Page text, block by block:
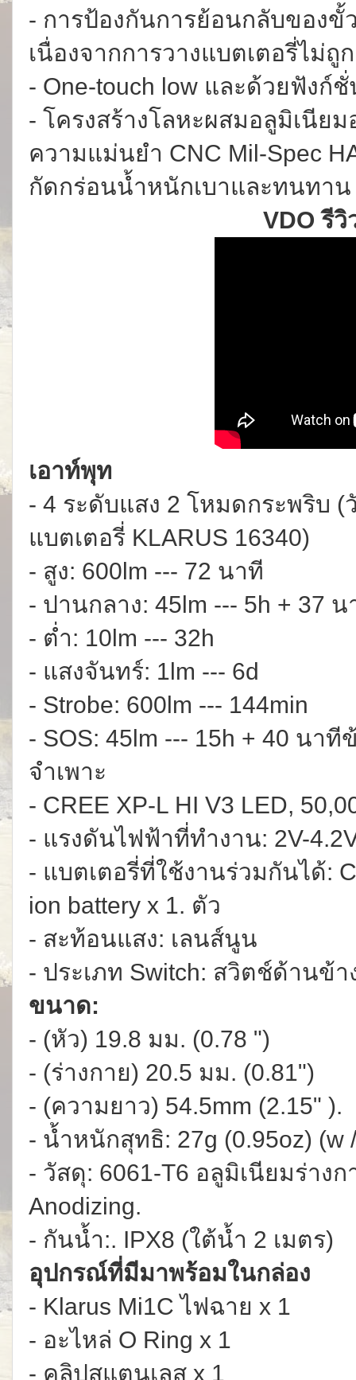
- การป้องกันการย้อนกลับของขั้
เนื่องจากการวางแบตเตอรี่ไม่ถู
- One-touch low และด้วยฟังก์
- โครงสร้างโลหะผสมอลูมิเนีย
ความแม่นยำ CNC Mil-Spec
กัดกร่อนน้ำหนักเบาและทนทาน
VDO รี
เอาท์พุท
- 4 ระดับแสง 2 โหมดกระพริบ
แบตเตอรี่ KLARUS 16340)
- สูง: 600lm --- 72 นาที
- ปานกลาง: 45lm --- 5h + 37 น
- ต่ำ: 10lm --- 32h
- แสงจันทร์: 1lm --- 6d
- Strobe: 600lm --- 144min
- SOS: 45lm --- 15h + 40 นาที
จำเพาะ
- CREE XP-L HI V3 LED,
- แรงดันไฟฟ้าที่ทำงาน: 2V-
- แบตเตอรี่ที่ใช้งานร่วมกันได้:
ion battery x 1. ตัว
- สะท้อนแสง: เลนส์นูน
- ประเภท Switch: สวิตช์ด้านข้า
ขนาด:
- (หัว) 19.8 มม. (0.78 ")
- (ร่างกาย) 20.5 มม. (0.81")
- (ความยาว) 54.5mm (2.15" ).
- น้ำหนักสุทธิ: 27g (0.95oz) (w
- วัสดุ: 6061-T6 อลูมิเนียมร่าง
Anodizing.
- กันน้ำ:. IPX8 (ใต้น้ำ 2 เมตร)
อุปกรณ์ที่มีมาพร้อมในกล่อง
- Klarus Mi1C ไฟฉาย x 1
- อะไหล่ O Ring x 1
- คลิปสแตนเลส x 1